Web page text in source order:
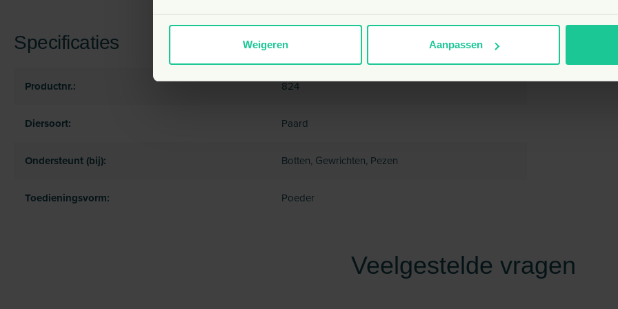
Weigeren Aanpassen
Specificaties
Productnr.: 824
Diersoort: Paard
Ondersteunt (bij): Botten, Gewrichten, Pezen
Toedieningsvorm: Poeder
Veelgestelde vragen